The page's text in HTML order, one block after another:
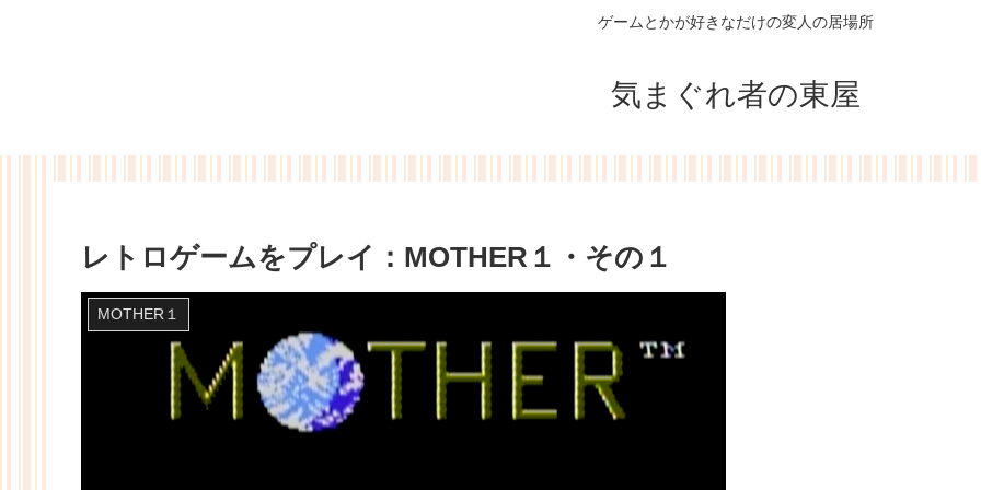
ゲームとかが好きなだけの変人の居場所
気まぐれ者の東屋
レトロゲームをプレイ：MOTHER１・その１
MOTHER１